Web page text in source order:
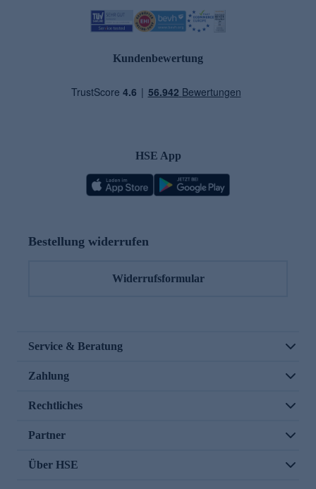
Kundenbewertung
HSE App
Bestellung widerrufen
Widerrufsformular
Service & Beratung
Zahlung
Rechtliches
Partner
Über HSE